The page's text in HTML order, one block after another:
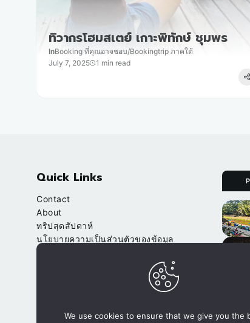
ทิวากรโฮมสเตย์ เกาะพิทักษ์ ชุมพร
InBooking ที่คุณอาจชอบ/Bookingtrip ภาคใต้
July 7, 2025
1 min read
Quick Links
Contact
About
ทริปสุดสัปดาห์
นโยบายความเป็นส่วนตัวของข้อมูล
จองที่พัก.comWe use cookies to ensure that we give you the